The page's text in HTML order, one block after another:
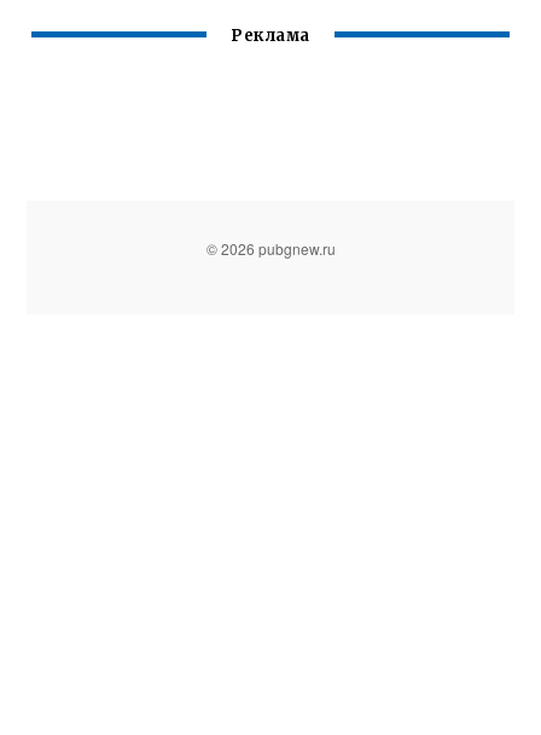
Реклама
© 2026 pubgnew.ru